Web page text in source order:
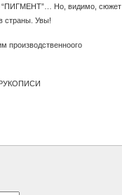
“ПИГМЕНТ”… Но, видимо, сюжет
страны. Увы!
производственноого